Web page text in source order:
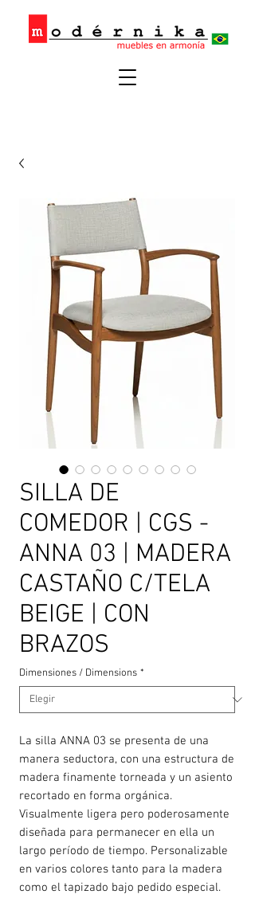
SILLA DE
COMEDOR | CGS -
ANNA 03 | MADERA
CASTAÑO C/TELA
BEIGE | CON
BRAZOS
Dimensiones / Dimensions *
La silla ANNA 03 se presenta de una
manera seductora, con una estructura de
madera finamente torneada y un asiento
recortado en forma orgánica.
Visualmente ligera pero poderosamente
diseñada para permanecer en ella un
largo período de tiempo. Personalizable
en varios colores tanto para la madera
como el tapizado bajo pedido especial.